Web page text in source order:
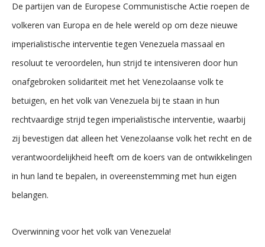
De partijen van de Europese Communistische Actie roepen de
volkeren van Europa en de hele wereld op om deze nieuwe
imperialistische interventie tegen Venezuela massaal en
resoluut te veroordelen, hun strijd te intensiveren door hun
onafgebroken solidariteit met het Venezolaanse volk te
betuigen, en het volk van Venezuela bij te staan in hun
rechtvaardige strijd tegen imperialistische interventie, waarbij
zij bevestigen dat alleen het Venezolaanse volk het recht en de
verantwoordelijkheid heeft om de koers van de ontwikkelingen
in hun land te bepalen, in overeenstemming met hun eigen
belangen.
Overwinning voor het volk van Venezuela!